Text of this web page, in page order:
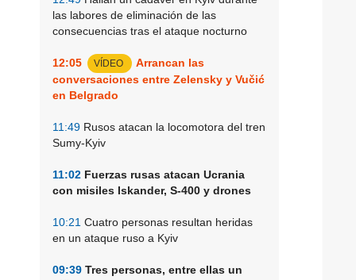
las labores de eliminación de las
consecuencias tras el ataque nocturno
12:05 VÍDEO
Arrancan las
conversaciones entre Zelensky y Vučić
en Belgrado
11:49 Rusos atacan la locomotora del tren
Sumy-Kyiv
11:02 Fuerzas rusas atacan Ucrania
con misiles Iskander, S-400 y drones
10:21 Cuatro personas resultan heridas
en un ataque ruso a Kyiv
09:39 Tres personas, entre ellas un